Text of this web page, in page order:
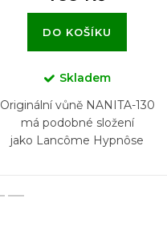
DO KOŠÍKU
Skladem
Originální vůně NANITA-130
má podobné složení
jako Lancôme Hypnôse